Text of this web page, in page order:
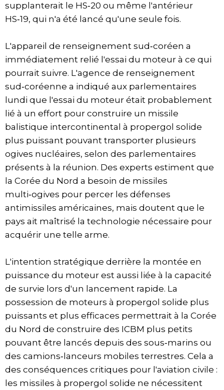
supplanterait le HS‑20 ou même l'antérieur
HS‑19, qui n'a été lancé qu'une seule fois.
L'appareil de renseignement sud‑coréen a
immédiatement relié l'essai du moteur à ce qui
pourrait suivre. L'agence de renseignement
sud‑coréenne a indiqué aux parlementaires
lundi que l'essai du moteur était probablement
lié à un effort pour construire un missile
balistique intercontinental à propergol solide
plus puissant pouvant transporter plusieurs
ogives nucléaires, selon des parlementaires
présents à la réunion. Des experts estiment que
la Corée du Nord a besoin de missiles
multi‑ogives pour percer les défenses
antimissiles américaines, mais doutent que le
pays ait maîtrisé la technologie nécessaire pour
acquérir une telle arme.
L'intention stratégique derrière la montée en
puissance du moteur est aussi liée à la capacité
de survie lors d'un lancement rapide. La
possession de moteurs à propergol solide plus
puissants et plus efficaces permettrait à la Corée
du Nord de construire des ICBM plus petits
pouvant être lancés depuis des sous‑marins ou
des camions‑lanceurs mobiles terrestres. Cela a
des conséquences critiques pour l'aviation civile :
les missiles à propergol solide ne nécessitent